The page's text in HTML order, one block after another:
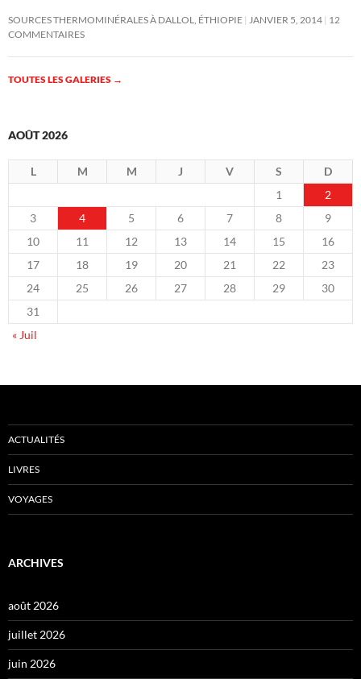
SOURCES THERMOMINÉRALES À DALLOL, ÉTHIOPIE JANVIER 5, 2014 12
COMMENTAIRES
TOUTES LES GALERIES →
AOÛT 2026
L M M J V S
D
1
2
3
4 5 6 7 8
9
10
11 12 13 14 15
16
17
18 19 20 21 22
23
24
25 26 27 28 29
30
31
« Juil
ACTUALITÉS
LIVRES
VOYAGES
ARCHIVES
août 2026
juillet 2026
juin 2026